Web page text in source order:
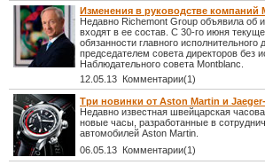
Изменения в руководстве компаний
Недавно Richemont Group объявила об
входят в ее состав. С 30-го июня
обязанности главного
председателем совета директоров без
Наблюдательного совета Montblanc.
12.05.13 Комментарии(1)
Три новинки от Aston Martin и
Недавно известная швейцарская
новые часы, разработанные в
автомобилей Aston Martin.
06.05.13 Комментарии(1)